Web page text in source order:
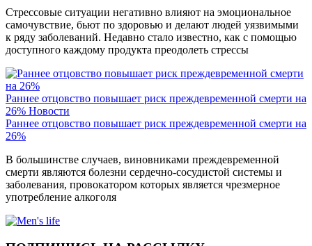
Стрессовые ситуации негативно влияют на эмоциональное
самочувствие, бьют по здоровью и делают людей уязвимыми
к ряду заболеваний. Недавно стало известно, как с помощью
доступного каждому продукта преодолеть стрессы
Раннее отцовство повышает риск преждевременной смерти на
26% Новости
Раннее отцовство повышает риск преждевременной смерти на
26%
В большинстве случаев, виновниками преждевременной
смерти являются болезни сердечно-сосудистой системы и
заболевания, провокатором которых является чрезмерное
употребление алкоголя